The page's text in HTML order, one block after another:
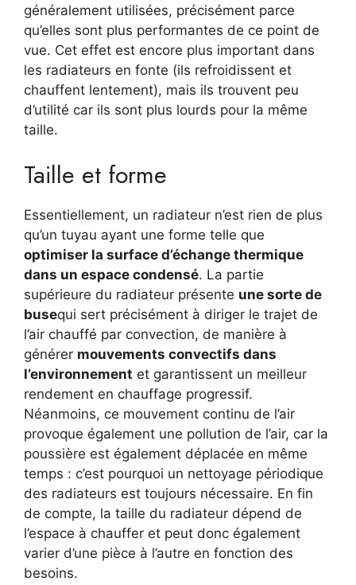
généralement utilisées, précisément parce
qu’elles sont plus performantes de ce point de
vue. Cet effet est encore plus important dans
les radiateurs en fonte (ils refroidissent et
chauffent lentement), mais ils trouvent peu
d’utilité car ils sont plus lourds pour la même
taille.
Taille et forme
Essentiellement, un radiateur n’est rien de plus
qu’un tuyau ayant une forme telle que
optimiser la surface d’échange thermique
dans un espace condensé. La partie
supérieure du radiateur présente une sorte de
busequi sert précisément à diriger le trajet de
l’air chauffé par convection, de manière à
générer mouvements convectifs dans
l’environnement et garantissent un meilleur
rendement en chauffage progressif.
Néanmoins, ce mouvement continu de l’air
provoque également une pollution de l’air, car la
poussière est également déplacée en même
temps : c’est pourquoi un nettoyage périodique
des radiateurs est toujours nécessaire. En fin
de compte, la taille du radiateur dépend de
l’espace à chauffer et peut donc également
varier d’une pièce à l’autre en fonction des
besoins.